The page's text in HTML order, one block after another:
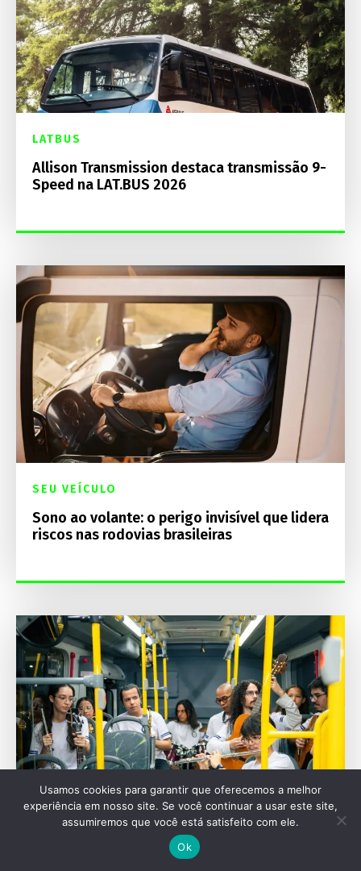
LATBUS
Allison Transmission destaca transmissão 9-
Speed na LAT.BUS 2026
SEU VEÍCULO
Sono ao volante: o perigo invisível que lidera
riscos nas rodovias brasileiras
Usamos cookies para garantir que oferecemos a melhor
experiência em nosso site. Se você continuar a usar este site,
assumiremos que você está satisfeito com ele.
Ok